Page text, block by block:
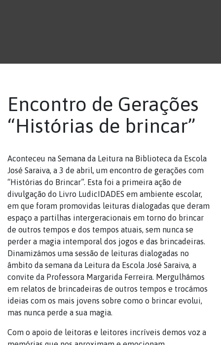
Encontro de Gerações
“Histórias de brincar”
Aconteceu na Semana da Leitura na Biblioteca da Escola
José Saraiva, a 3 de abril, um encontro de gerações com
“Histórias do Brincar”. Esta foi a primeira ação de
divulgação do Livro LudicIDADES em ambiente escolar,
em que foram promovidas leituras dialogadas que deram
espaço a partilhas intergeracionais em torno do brincar
de outros tempos e dos tempos atuais, sem nunca se
perder a magia intemporal dos jogos e das brincadeiras.
Dinamizámos uma sessão de leituras dialogadas no
âmbito da semana da Leitura da Escola José Saraiva, a
convite da Professora Margarida Ferreira. Mergulhámos
em relatos de brincadeiras de outros tempos e trocámos
ideias com os mais jovens sobre como o brincar evolui,
mas nunca perde a sua magia.
Com o apoio de leitoras e leitores incríveis demos voz a